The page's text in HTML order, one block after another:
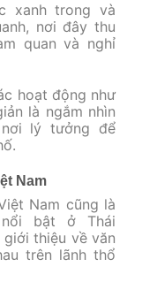
xanh trong và
nơi đây thu
quan và nghỉ
hoạt động như
là ngắm nhìn
lý tưởng để
Nam
Nam cũng là
bật ở Thái
thiệu về văn
trên lãnh thổ